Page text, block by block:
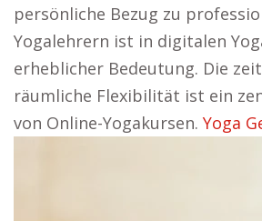
persönliche Bezug zu
Yogalehrern ist in digitalen
erheblicher Bedeutung. Die
räumliche Flexibilität ist ein
von Online-Yogakursen. Yoga